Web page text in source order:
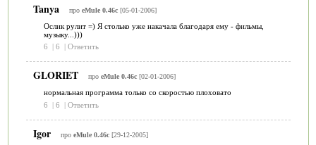
Tanya про eMule 0.46c[05-01-2006]
Ослик рулит =) Я столько уже накачала благодаря ему - фильмы,
музыку...)))
6
| 6 | Ответить
GLORIET про eMule 0.46c[02-01-2006]
нормальная программа только со скоростью плоховато
6
| 6 | Ответить
Igor про eMule 0.46c[29-12-2005]